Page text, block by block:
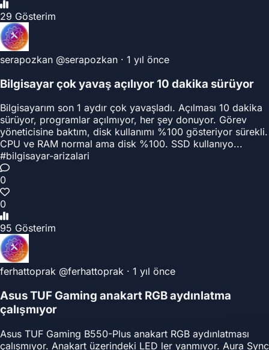
29 Gösterim
serapozkan @serapozkan · 1 yıl önce
Bilgisayar çok yavaş açılıyor 10 dakika sürüyor
Bilgisayarım son 1 aydır çok yavaşladı. Açılması 10 dakika
sürüyor, programlar açılmıyor, her şey donuyor. Görev
yöneticisine baktım, disk kullanımı %100 gösteriyor sürekli.
CPU ve RAM normal ama disk %100. SSD kullanıyo...
#bilgisayar-arizalari
0
0
95 Gösterim
ferhattoprak @ferhattoprak · 1 yıl önce
Asus TUF Gaming anakart RGB aydınlatma
çalışmıyor
Asus TUF Gaming B550-Plus anakart RGB aydınlatması
çalışmıyor. Anakart üzerindeki LED ler yanmıyor. Aura Sync